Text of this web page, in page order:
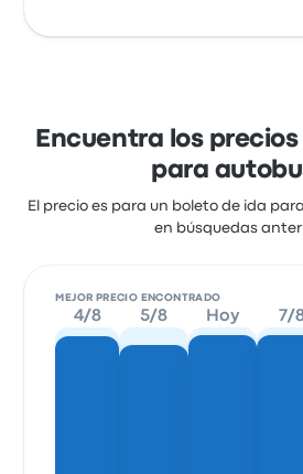
Encuentra los
para
El precio es para un boleto de ida
en búsquedas
MEJOR PRECIO ENCONTRADO
4/8 5/8 Hoy 7/